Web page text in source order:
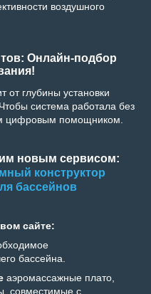
воздушного
Онлайн-подбор
глубины установки
система работала без
цифровым помощником.
новым сервисом:
конструктор
бассейнов
сайте:
бассейна.
аэромассажные плато,
совместимые с